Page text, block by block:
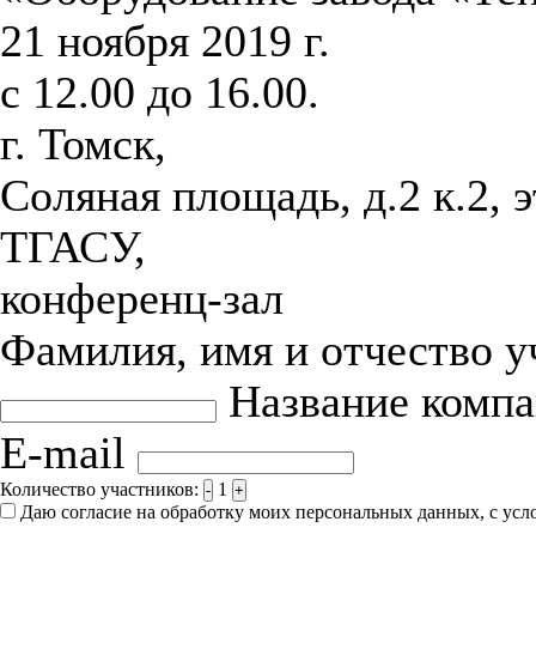
21 ноября 2019 г.
с 12.00 до 16.00.
г. Томск,
Соляная площадь, д.2 к.2,
ТГАСУ,
конференц-зал
Фамилия, имя и отчество
Название
E-mail
Количество участников: - 1 +
Даю согласие на обработку моих персональных данных, с